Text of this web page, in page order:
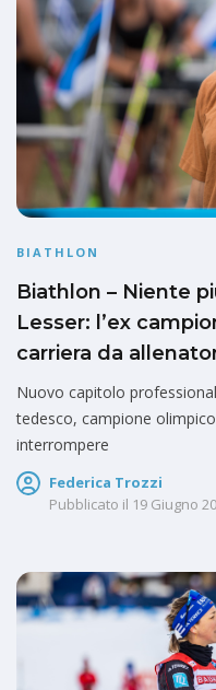
BIATHLON
Biathlon – Niente
Lesser: l’ex
carriera da
Nuovo capitolo
tedesco, campione
interrompere
Federica Trozzi
Pubblicato il 19 Giugno